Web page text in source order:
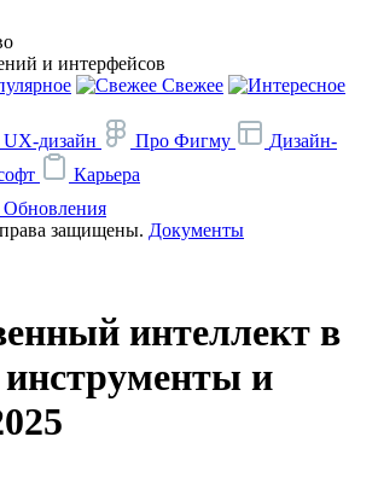
и интерфейсов
Свежее
UX-дизайн Про Фигму
Дизайн-
Карьера
Обновления
защищены. Документы
интеллект в
инструменты и